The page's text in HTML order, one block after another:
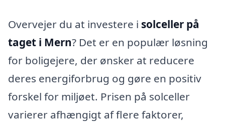
Overvejer du at investere i solceller på
taget i Mern? Det er en populær løsning
for boligejere, der ønsker at reducere
deres energiforbrug og gøre en positiv
forskel for miljøet. Prisen på solceller
varierer afhængigt af flere faktorer,